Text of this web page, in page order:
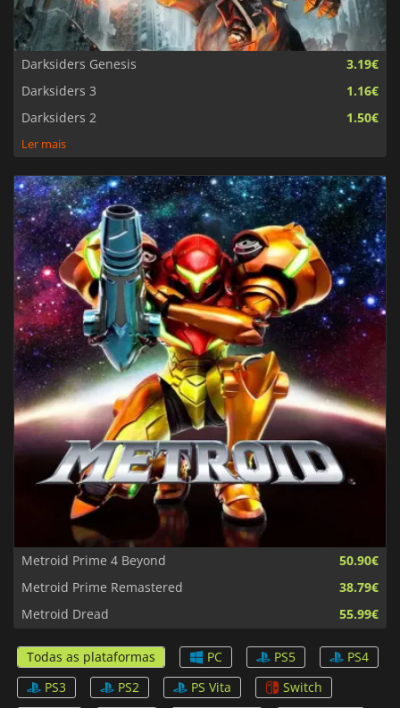
Darksiders Genesis
3.19€
Darksiders 3
1.16€
Darksiders 2
1.50€
Ler mais
Metroid Prime 4 Beyond
50.90€
Metroid Prime Remastered
38.79€
Metroid Dread
55.99€
Todas as plataformas PC PS5
PS4
PS3
PS2 PS Vita
Switch